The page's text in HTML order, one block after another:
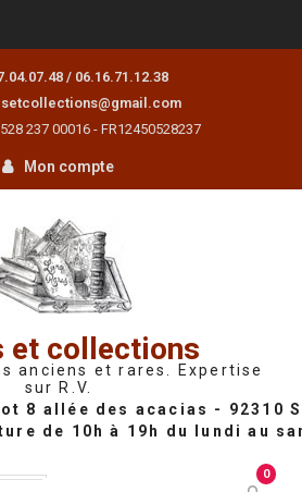
/ 06.16.71.12.38
237 00016 - FR12450528237
Mon compte
et collections
anciens et rares. Expertise
sur R.V.
0